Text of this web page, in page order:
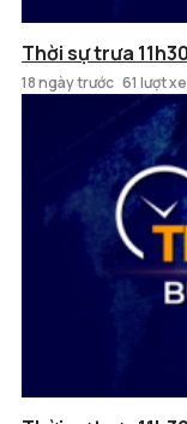
Thời sự trưa
18 ngày trước 61 lượt